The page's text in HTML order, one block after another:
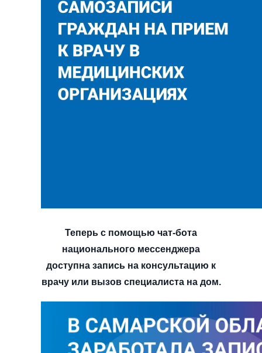
Теперь с помощью чат-бота
национального мессенджера
доступна запись на консультацию к
врачу или вызов специалиста на дом.